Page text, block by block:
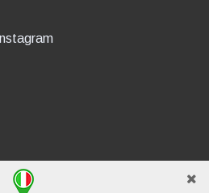
Instagram